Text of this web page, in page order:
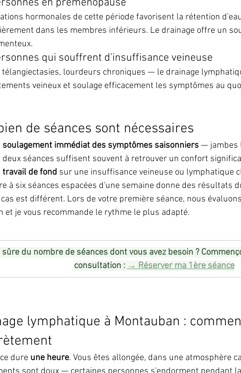
hormonales de cette période favorisent la rétention
dans les membres inférieurs. Le drainage offre un
qui souffrent d'insuffisance veineuse
télangiectasies, lourdeurs chroniques — le drainage
veineux et soulage efficacement les symptômes au
de séances sont nécessaires
soulagement immédiat des symptômes saisonniers — jambes
séances suffisent souvent à retrouver un confort
travail de fond sur une insuffisance veineuse ou lymphatique
à six séances espacées d'une semaine donne des résultats
cas est différent. Lors de votre première séance, nous
et je vous recommande le rythme le plus adapté.
sûre du nombre de séances dont vous avez besoin ?
consultation : → Réserver ma 1ère séance
lymphatique à Montauban :
dure une heure. Vous êtes allongée, dans une atmosphère